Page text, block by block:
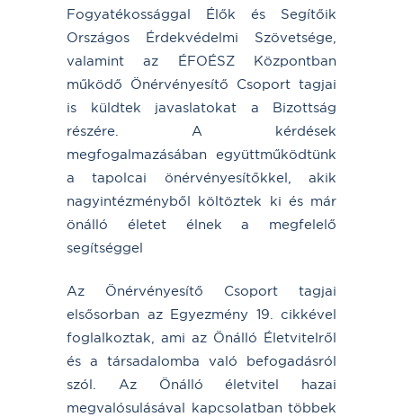
Fogyatékossággal Élők és Segítőik
Országos Érdekvédelmi Szövetsége,
valamint az ÉFOÉSZ Központban
működő Önérvényesítő Csoport tagjai
is küldtek javaslatokat a Bizottság
részére. A kérdések
megfogalmazásában együttműködtünk
a tapolcai önérvényesítőkkel, akik
nagyintézményből költöztek ki és már
önálló életet élnek a megfelelő
segítséggel
Az Önérvényesítő Csoport tagjai
elsősorban az Egyezmény 19. cikkével
foglalkoztak, ami az Önálló Életvitelről
és a társadalomba való befogadásról
szól. Az Önálló életvitel hazai
megvalósulásával kapcsolatban többek